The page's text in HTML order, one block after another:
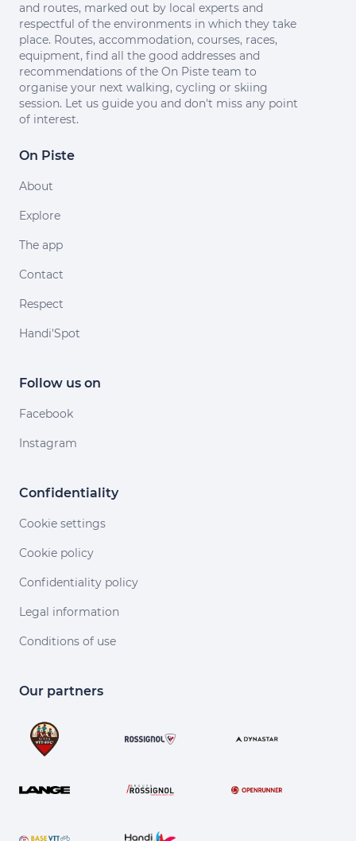
and routes, marked out by local experts and
respectful of the environments in which they take
place. Routes, accommodation, courses, races,
equipment, find all the good addresses and
recommendations of the On Piste team to
organise your next walking, cycling or skiing
session. Let us guide you and don't miss any point
of interest.
On Piste
About
Explore
The app
Contact
Respect
Handi'Spot
Follow us on
Facebook
Instagram
Confidentiality
Cookie settings
Cookie policy
Confidentiality policy
Legal information
Conditions of use
Our partners